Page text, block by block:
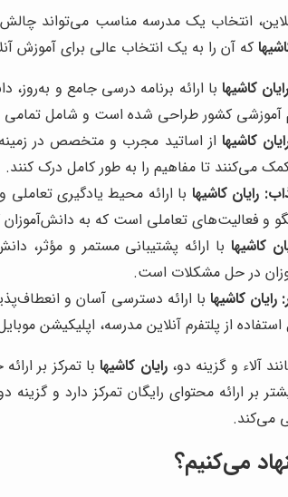
انتخاب یک مدرسه مناسب می‌تواند
که آن را به یک انتخاب عالی برای آموزش
رایان کاشیها با ارائه برنامه درسی جامع و
آموزشی کشور طراحی شده است و شامل
کاشیها از اساتید مجرب و متخصص در
می‌کنند تا مفاهیم را به طور کامل درک کنند.
رایان کاشیها با ارائه محیط یادگیری
و فعالیت‌های تعاملی است که به دانش‌آموزان
کاشیها با ارائه پشتیبانی مستمر و مؤثر،
در حل مشکلات است.
رایان کاشیها با ارائه دسترسی آسان و
از پلتفرم آنلاین مدرسه، اپلیکیشن
آلاء و گزینه دو،رایان کاشیهابا تمرکز بر
بر ارائه محتوای رایگان تمرکز دارد و گزینه
می‌کند.
می‌کنیم؟